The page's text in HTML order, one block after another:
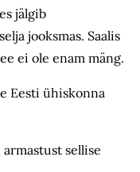
jälgib
jooksmas. Saalis
ei ole enam mäng.
Eesti ühiskonna
sellise